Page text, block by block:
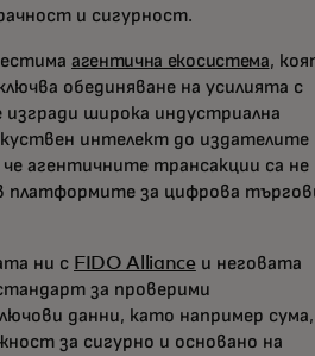
и сигурност.
агентична екосистема,
обединяване на усилията с
изгради широка индустриална
интелект до издателите
агентичните трансакции са не
платформите за цифрова
ни с FIDO Alliance и неговата
за проверими
данни, като например сума,
за сигурно и основано на